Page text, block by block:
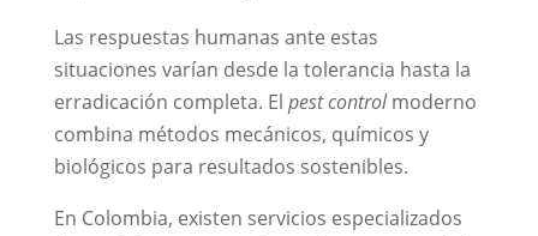
Las respuestas humanas ante estas
situaciones varían desde la tolerancia hasta la
erradicación completa. El pest controlmoderno
combina métodos mecánicos, químicos y
biológicos para resultados sostenibles.
En Colombia, existen servicios especializados